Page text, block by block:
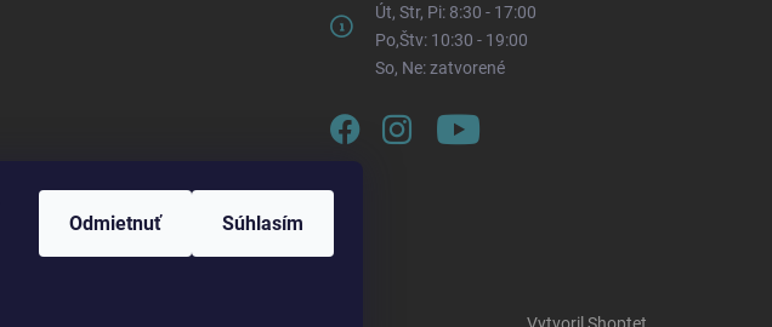
Odmietnuť Súhlasím
Út, Str, Pi: 8:30 - 17:00
Po,Štv: 10:30 - 19:00
So, Ne: zatvorené